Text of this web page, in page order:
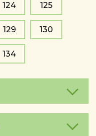
124 125
129 130
134